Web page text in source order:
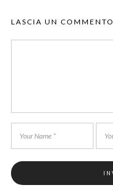
LASCIA UN COMMENTO